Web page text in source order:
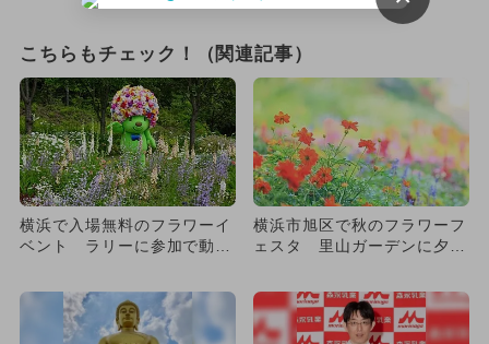
こちらもチェック！（関連記事）
横浜で入場無料のフラワーイ
ベント ラリーに参加で動物
横浜市旭区で秋のフラワーフ
ェスタ 里山ガーデンに夕焼